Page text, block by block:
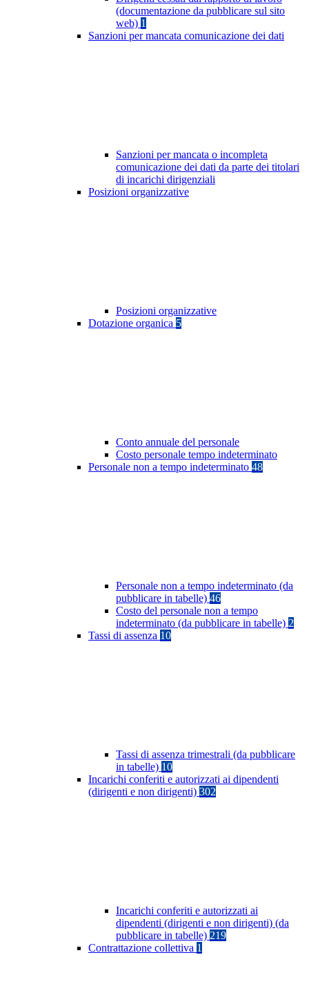
(documentazione da pubblicare sul sito
web) 1
Sanzioni per mancata comunicazione dei dati
Sanzioni per mancata o incompleta
comunicazione dei dati da parte dei titolari
di incarichi dirigenziali
Posizioni organizzative
Posizioni organizzative
Dotazione organica 5
Conto annuale del personale
Costo personale tempo indeterminato
Personale non a tempo indeterminato 48
Personale non a tempo indeterminato (da
pubblicare in tabelle) 46
Costo del personale non a tempo
indeterminato (da pubblicare in tabelle) 2
Tassi di assenza 10
Tassi di assenza trimestrali (da pubblicare
in tabelle) 10
Incarichi conferiti e autorizzati ai dipendenti
(dirigenti e non dirigenti) 302
Incarichi conferiti e autorizzati ai
dipendenti (dirigenti e non dirigenti) (da
pubblicare in tabelle) 219
Contrattazione collettiva 1